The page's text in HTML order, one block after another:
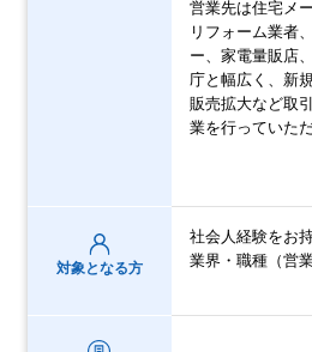
営業先は住宅メ
リフォーム業者
ー、家電量販店
庁と幅広く、新
販売拡大など取
業を行っていた
対象となる方
社会人経験をお
業界・職種（営